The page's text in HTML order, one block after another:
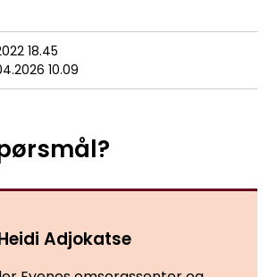
18.45
10.09
Adjokatse